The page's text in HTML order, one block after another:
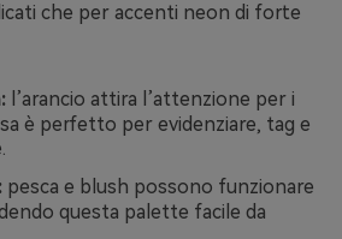
che per accenti neon di forte
l’arancio attira l’attenzione per i
è perfetto per evidenziare, tag e
pesca e blush possono funzionare
questa palette facile da